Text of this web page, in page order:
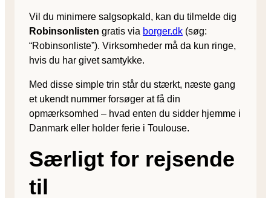
Vil du minimere salgsopkald, kan du tilmelde dig
Robinsonlisten gratis via borger.dk (søg:
“Robinsonliste”). Virksomheder må da kun ringe,
hvis du har givet samtykke.
Med disse simple trin står du stærkt, næste gang
et ukendt nummer forsøger at få din
opmærksomhed – hvad enten du sidder hjemme i
Danmark eller holder ferie i Toulouse.
Særligt for rejsende
til